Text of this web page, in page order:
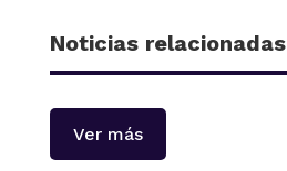
Noticias relacionadas
Ver más